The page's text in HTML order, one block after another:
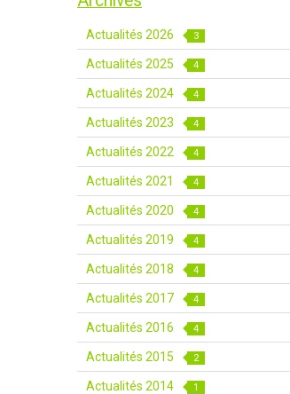
Actualités 2026 3
Actualités 2025 4
Actualités 2024 4
Actualités 2023 4
Actualités 2022 4
Actualités 2021 4
Actualités 2020 4
Actualités 2019 4
Actualités 2018 4
Actualités 2017 4
Actualités 2016 4
Actualités 2015 2
Actualités 2014 1